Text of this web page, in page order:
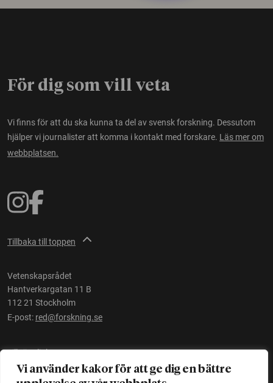
Vi använder kakor för att ge dig en bättre
För dig som vill veta
Vi finns för att du ska kunna ta del av svensk forskning. Dessutom
hjälper vi journalister att komma i kontakt med forskare. Läs mer om
webbplatsen.
Tillbaka till toppen
Vetenskapsrådet
Hantverkargatan 11 B
112 21 Stockholm
E-post: red@forskning.se
Tillgänglighet